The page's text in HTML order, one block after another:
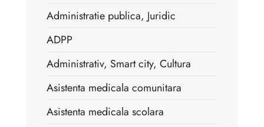
Administratie publica, Juridic
ADPP
Administrativ, Smart city, Cultura
Asistenta medicala comunitara
Asistenta medicala scolara